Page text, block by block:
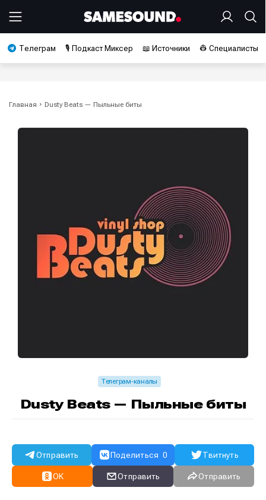
Телеграм 🎙️ Подкаст Миксер 📖 Источники 👷 Специалисты
Главная Dusty Beats — Пыльные биты
Телеграм-каналы
Dusty Beats — Пыльные биты
Отправить Поделиться 0 Твитнуть
OK Отправить Отправить